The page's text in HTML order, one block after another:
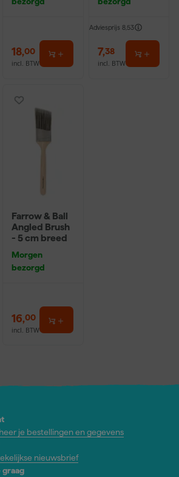
18,00
incl. BTW
Adviesprijs 8,53
7,38
incl. BTW
Farrow & Ball
Angled Brush
- 5 cm breed
Morgen
bezorgd
16,00
incl. BTW
je bestellingen en gegevens
nieuwsbrief
graag